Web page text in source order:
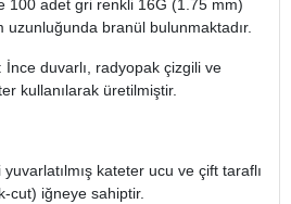
100 adet gri renkli 16G (1.75 mm)
uzunluğunda branül bulunmaktadır.
: İnce duvarlı, radyopak çizgili ve
kullanılarak üretilmiştir.
kateter ucu ve çift taraflı
cut) iğneye sahiptir.